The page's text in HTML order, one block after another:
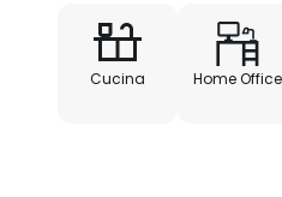
Cucina Home Office